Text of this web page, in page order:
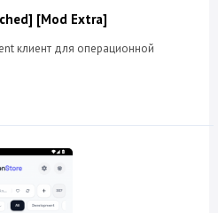
[Mod Extra]
клиент для операционной